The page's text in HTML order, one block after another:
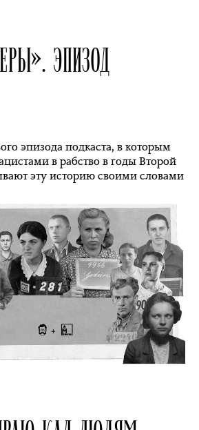
ЭПИЗОД
эпизода подкаста, в которым
в рабство в годы Второй
эту историю своими словами